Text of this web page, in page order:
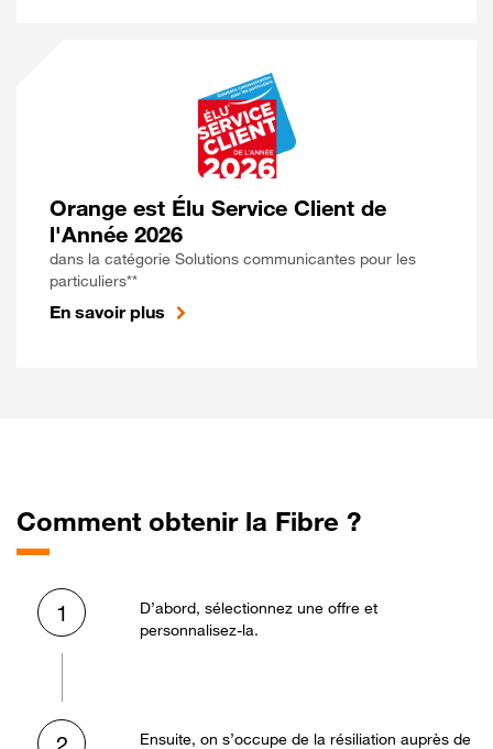
Orange est Élu Service Client de
l'Année 2026
dans la catégorie Solutions communicantes pour les
particuliers**
En savoir plus
Comment obtenir la Fibre ?
1
D’abord, sélectionnez une offre et
personnalisez-la.
Ensuite, on s’occupe de la résiliation auprès de